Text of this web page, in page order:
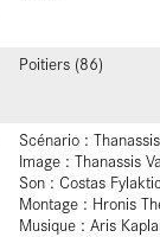
Poitiers (86)
Scénario :
Image : Thanassis
Son : Costas
Montage : Hronis
Musique : Aris